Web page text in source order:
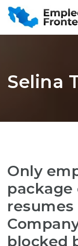
Selina
Only
resumes
blocked